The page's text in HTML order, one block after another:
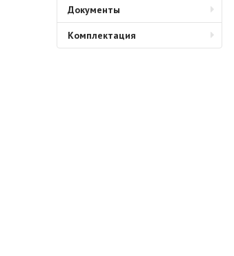
Документы
Комплектация